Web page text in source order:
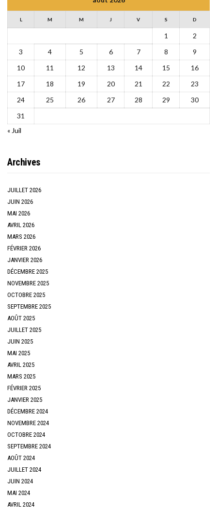
L M M J V S D
1
2
3
4 5 6 7 8
9
10
11 12 13 14 15
16
17
18 19 20 21 22
23
24
25 26 27 28 29
30
31
« Juil
Archives
JUILLET 2026
JUIN 2026
MAI 2026
AVRIL 2026
MARS 2026
FÉVRIER 2026
JANVIER 2026
DÉCEMBRE 2025
NOVEMBRE 2025
OCTOBRE 2025
SEPTEMBRE 2025
AOÛT 2025
JUILLET 2025
JUIN 2025
MAI 2025
AVRIL 2025
MARS 2025
FÉVRIER 2025
JANVIER 2025
DÉCEMBRE 2024
NOVEMBRE 2024
OCTOBRE 2024
SEPTEMBRE 2024
AOÛT 2024
JUILLET 2024
JUIN 2024
MAI 2024
AVRIL 2024